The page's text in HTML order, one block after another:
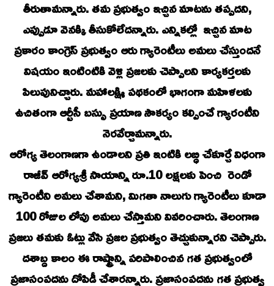
తీరుతామన్నారు. తమ ప్రభుత్వం ఇచ్చిన మాటను తప్పదని,
ఎప్పుడూ వెనక్కి తీసుకోలేదన్నారు. ఎన్నికల్లో ఇచ్చిన మాట
ప్రకారం కాంగ్రెస్ ప్రభుత్వం ఆరు గ్యారెంటీలు అమలు చేస్తుందనే
విషయం ఇంటింటికి వెళ్లి ప్రజలకు చెప్పాలని కార్యకర్తలకు
పిలుపునిచ్చారు. మహాలక్ష్మి పథకంలో భాగంగా మహిళలకు
ఉచితంగా ఆర్టీసీ బస్సు ప్రయాణ సౌకర్యం కల్పించే గ్యారంటీని
నెరవేర్చామన్నారు.
ఆరోగ్య తెలంగాణగా ఉండాలని ప్రతి ఇంటికి లబ్ధి చేకూర్చే విధంగా
రాజీవ్ ఆరోగ్యశ్రీ సాయాన్ని రూ.10 లక్షలకు పెంచి రెండో
గ్యారెంటీని అమలు చేశామని, మిగతా నాలుగు గ్యారెంటీలు కూడా
100 రోజుల లోపు అమలు చేస్తామని వివరించారు. తెలంగాణ
ప్రజలు తమకు ఓట్లు వేసి ప్రజల ప్రభుత్వం తెచ్చుకున్నారని చెప్పారు.
దశాబ్ద కాలం ఈ రాష్ట్రాన్ని పరిపాలించిన గత ప్రభుత్వంలో
ప్రజాసంపదను దోపిడీ చేశారన్నారు. ప్రజాసంపదను గత ప్రభుత్వ